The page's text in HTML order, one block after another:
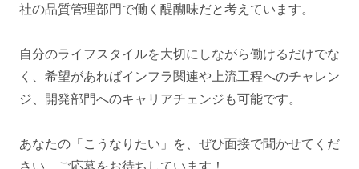
社の品質管理部門で働く醍醐味だと考えています。
自分のライフスタイルを大切にしながら働けるだけでな
く、希望があればインフラ関連や上流工程へのチャレン
ジ、開発部門へのキャリアチェンジも可能です。
あなたの「こうなりたい」を、ぜひ面接で聞かせてくだ